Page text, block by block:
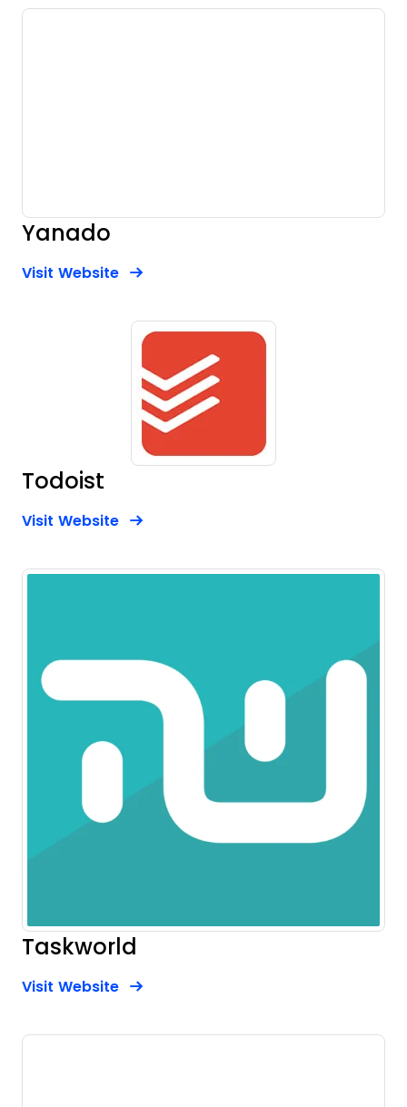
Yanado
Visit WebsiteOpens New Window
Todoist
Visit WebsiteOpens New Window
Taskworld
Visit WebsiteOpens New Window